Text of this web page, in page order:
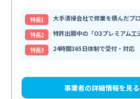
特⻑1
大手清掃会社で修業を積んだプ
特⻑2
特許出願中の「O3プレミアム工
特⻑3
24時間365日体制で受付・対応
事業者の詳細情報を見る